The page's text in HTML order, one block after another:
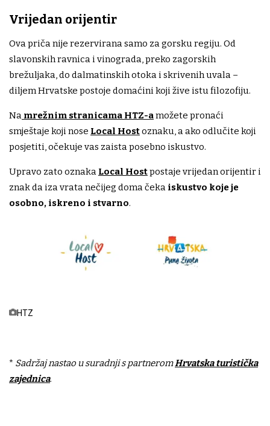
Vrijedan orijentir
Ova priča nije rezervirana samo za gorsku regiju. Od
slavonskih ravnica i vinograda, preko zagorskih
brežuljaka, do dalmatinskih otoka i skrivenih uvala –
diljem Hrvatske postoje domaćini koji žive istu filozofiju.
Na mrežnim stranicama HTZ-amožete pronaći
smještaje koji nose Local Hostoznaku, a ako odlučite koji
posjetiti, očekuje vas zaista posebno iskustvo.
Upravo zato oznaka Local Hostpostaje vrijedan orijentir i
znak da iza vrata nečijeg doma čeka iskustvo koje je
osobno, iskreno i stvarno.
HTZ
* Sadržaj nastao u suradnji s partneromHrvatska turistička
zajednica.